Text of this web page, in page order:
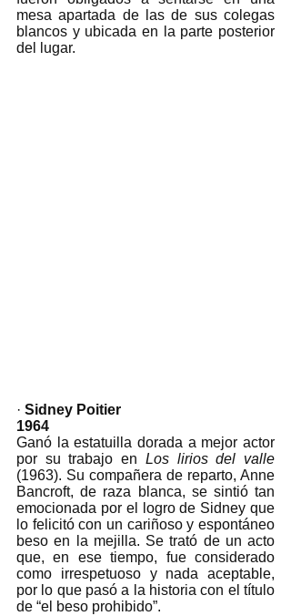
mesa apartada de las de sus colegas
blancos y ubicada en la parte posterior
del lugar.
· Sidney Poitier
1964
Ganó la estatuilla dorada a mejor actor
por su trabajo en Los lirios del valle
(1963). Su compañera de reparto, Anne
Bancroft, de raza blanca, se sintió tan
emocionada por el logro de Sidney que
lo felicitó con un cariñoso y espontáneo
beso en la mejilla. Se trató de un acto
que, en ese tiempo, fue considerado
como irrespetuoso y nada aceptable,
por lo que pasó a la historia con el título
de “el beso prohibido”.